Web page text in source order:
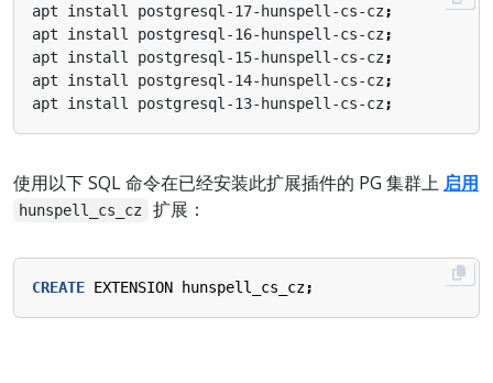
apt install postgresql-17-hunspell-cs-cz;
apt install postgresql-16-hunspell-cs-cz;
apt install postgresql-15-hunspell-cs-cz;
apt install postgresql-14-hunspell-cs-cz;
apt install postgresql-13-hunspell-cs-cz;
使用以下 SQL 命令在已经安装此扩展插件的 PG 集群上 启用
hunspell_cs_cz 扩展：
CREATE EXTENSION hunspell_cs_cz;